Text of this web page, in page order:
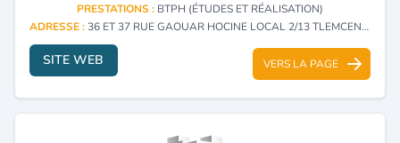
PRESTATIONS : BTPH (ÉTUDES ET RÉALISATION)
ADRESSE :36 ET 37 RUE GAOUAR HOCINE LOCAL 2/13 TLEMCEN - TLEMCEN
SITE WEB VERS LA PAGE